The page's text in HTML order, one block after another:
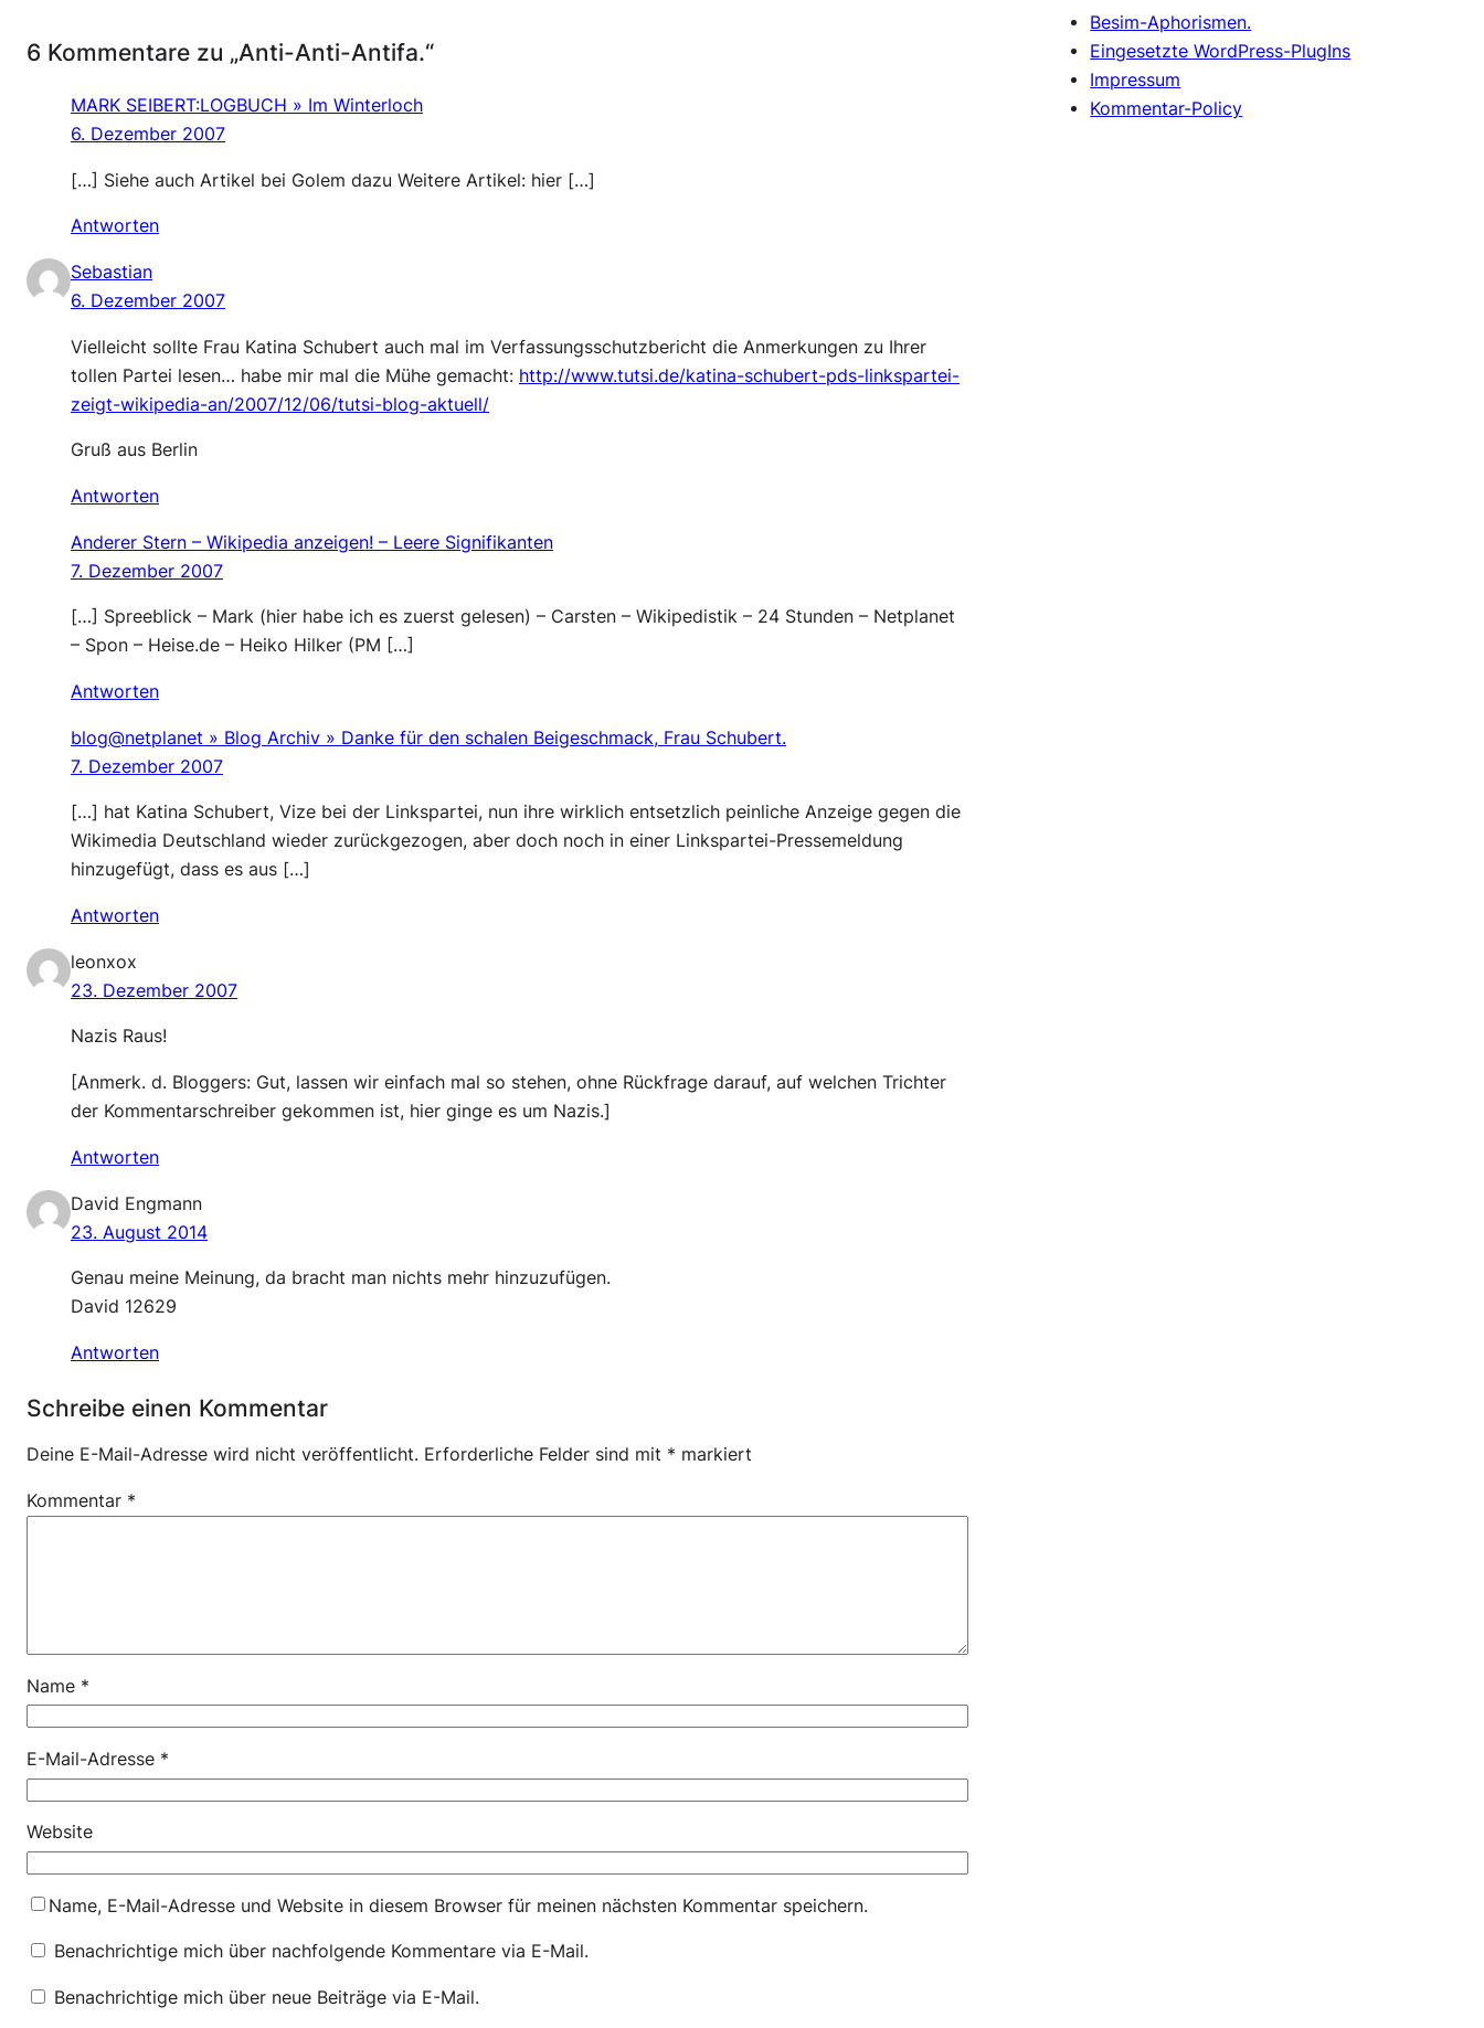
6 Kommentare zu „Anti-Anti-Antifa.“
MARK SEIBERT:LOGBUCH » Im Winterloch
6. Dezember 2007
[…] Siehe auch Artikel bei Golem dazu Weitere Artikel: hier […]
Antworten
Sebastian
6. Dezember 2007
Vielleicht sollte Frau Katina Schubert auch mal im Verfassungsschutzbericht die Anmerkungen zu Ihrer
tollen Partei lesen… habe mir mal die Mühe gemacht: http://www.tutsi.de/katina-schubert-pds-linkspartei-
zeigt-wikipedia-an/2007/12/06/tutsi-blog-aktuell/
Gruß aus Berlin
Antworten
Anderer Stern – Wikipedia anzeigen! – Leere Signifikanten
7. Dezember 2007
[…] Spreeblick – Mark (hier habe ich es zuerst gelesen) – Carsten – Wikipedistik – 24 Stunden – Netplanet
– Spon – Heise.de – Heiko Hilker (PM […]
Antworten
blog@netplanet » Blog Archiv » Danke für den schalen Beigeschmack, Frau Schubert.
7. Dezember 2007
[…] hat Katina Schubert, Vize bei der Linkspartei, nun ihre wirklich entsetzlich peinliche Anzeige gegen die
Wikimedia Deutschland wieder zurückgezogen, aber doch noch in einer Linkspartei-Pressemeldung
hinzugefügt, dass es aus […]
Antworten
leonxox
23. Dezember 2007
Nazis Raus!
[Anmerk. d. Bloggers: Gut, lassen wir einfach mal so stehen, ohne Rückfrage darauf, auf welchen Trichter
der Kommentarschreiber gekommen ist, hier ginge es um Nazis.]
Antworten
David Engmann
23. August 2014
Genau meine Meinung, da bracht man nichts mehr hinzuzufügen.
David 12629
Antworten
Schreibe einen Kommentar
Deine E-Mail-Adresse wird nicht veröffentlicht. Erforderliche Felder sind mit * markiert
Kommentar *
Name *
E-Mail-Adresse *
Website
Name, E-Mail-Adresse und Website in diesem Browser für meinen nächsten Kommentar speichern.
Benachrichtige mich über nachfolgende Kommentare via E-Mail.
Benachrichtige mich über neue Beiträge via E-Mail.
Besim-Aphorismen.
Eingesetzte WordPress-PlugIns
Impressum
Kommentar-Policy